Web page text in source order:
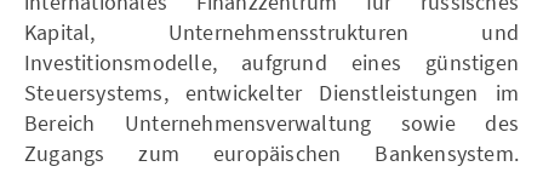
Kapital, Unternehmensstrukturen und
Investitionsmodelle, aufgrund eines günstigen
Steuersystems, entwickelter Dienstleistungen im
Bereich Unternehmensverwaltung sowie des
Zugangs zum europäischen Bankensystem.